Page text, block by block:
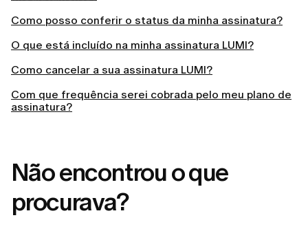
Como posso conferir o status da minha assinatura?
O que está incluído na minha assinatura LUMI?
Como cancelar a sua assinatura LUMI?
Com que frequência serei cobrada pelo meu plano de
assinatura?
Não encontrou o que
procurava?